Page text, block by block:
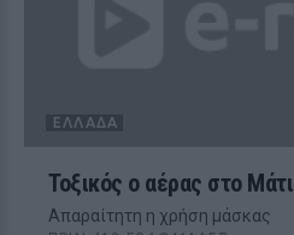
ΕΛΛΆΔΑ
Τοξικός ο αέρας στο Μάτι
Απαραίτητη η χρήση μάσκας